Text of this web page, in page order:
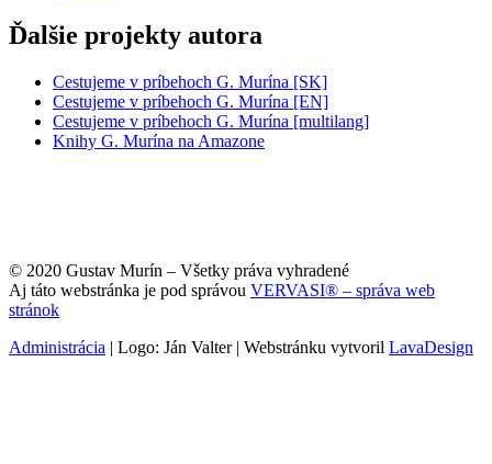
Ďalšie projekty autora
Cestujeme v príbehoch G. Murína [SK]
Cestujeme v príbehoch G. Murína [EN]
Cestujeme v príbehoch G. Murína [multilang]
Knihy G. Murína na Amazone
© 2020 Gustav Murín – Všetky práva vyhradené
Aj táto webstránka je pod správou VERVASI® – správa web
stránok
Administrácia | Logo: Ján Valter | Webstránku vytvoril LavaDesign